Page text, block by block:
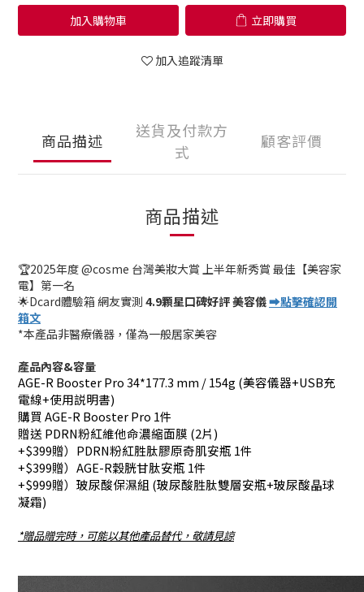
加入購物車 立即購買
加入追蹤清單
商品描述
送貨及付款方
式
顧客評價
商品描述
🏆2025年度 @cosme 台灣美妝大賞 上半年新秀賞 最佳【美容家
電】第一名
🌟Dcard體驗箱 網友實測 4.9顆星口碑好評 美容儀➡️點擊確認開
箱文
*本產品非醫療儀器，僅為一般居家美容
產品內容&容量
AGE-R Booster Pro 34*177.3 mm / 154g (美容儀器+USB充
電線+使用説明書)
購買 AGE-R Booster Pro 1件
贈送 PDRN粉紅維他命濃縮面膜 (2片)
+$399贈）PDRN粉紅胜肽膠原奇肌安瓶 1件
+$399贈）AGE-R穀胱甘肽安瓶 1件
+$999贈）玻尿酸保濕組 (玻尿酸胜肽雙層安瓶+玻尿酸晶球
凝霜)
*贈品贈完時，可能以其他產品替代，敬請見諒